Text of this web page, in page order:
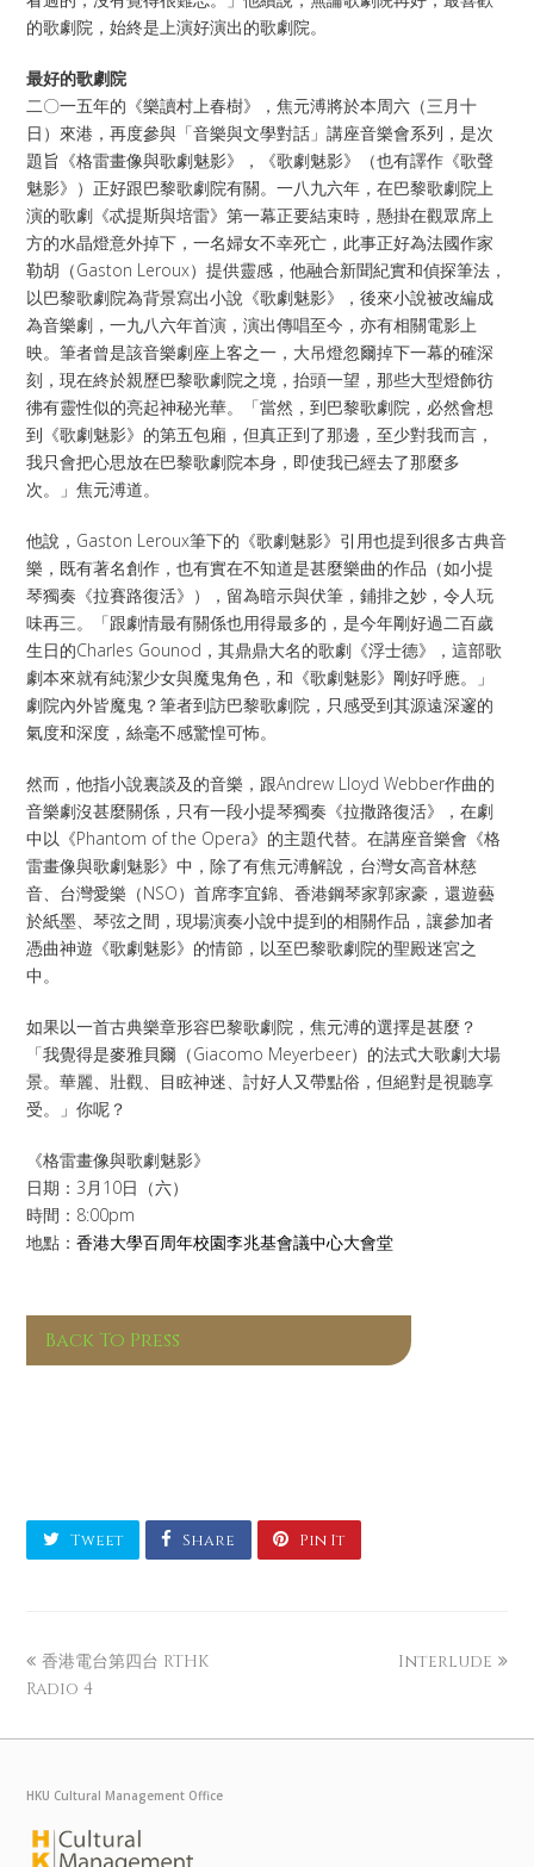
的歌劇院，始終是上演好演出的歌劇院。
最好的歌劇院
二〇一五年的《樂讀村上春樹》，焦元溥將於本周六（三月十
日）來港，再度參與「音樂與文學對話」講座音樂會系列，是次
題旨《格雷畫像與歌劇魅影》，《歌劇魅影》（也有譯作《歌聲
魅影》）正好跟巴黎歌劇院有關。一八九六年，在巴黎歌劇院上
演的歌劇《忒提斯與培雷》第一幕正要結束時，懸掛在觀眾席上
方的水晶燈意外掉下，一名婦女不幸死亡，此事正好為法國作家
勒胡（Gaston Leroux）提供靈感，他融合新聞紀實和偵探筆法，
以巴黎歌劇院為背景寫出小說《歌劇魅影》，後來小說被改編成
為音樂劇，一九八六年首演，演出傳唱至今，亦有相關電影上
映。筆者曾是該音樂劇座上客之一，大吊燈忽爾掉下一幕的確深
刻，現在終於親歷巴黎歌劇院之境，抬頭一望，那些大型燈飾彷
彿有靈性似的亮起神秘光華。「當然，到巴黎歌劇院，必然會想
到《歌劇魅影》的第五包廂，但真正到了那邊，至少對我而言，
我只會把心思放在巴黎歌劇院本身，即使我已經去了那麼多
次。」焦元溥道。
他說，Gaston Leroux筆下的《歌劇魅影》引用也提到很多古典音
樂，既有著名創作，也有實在不知道是甚麼樂曲的作品（如小提
琴獨奏《拉賽路復活》），留為暗示與伏筆，鋪排之妙，令人玩
味再三。「跟劇情最有關係也用得最多的，是今年剛好過二百歲
生日的Charles Gounod，其鼎鼎大名的歌劇《浮士德》，這部歌
劇本來就有純潔少女與魔鬼角色，和《歌劇魅影》剛好呼應。」
劇院內外皆魔鬼？筆者到訪巴黎歌劇院，只感受到其源遠深邃的
氣度和深度，絲毫不感驚惶可怖。
然而，他指小說裏談及的音樂，跟Andrew Lloyd Webber作曲的
音樂劇沒甚麼關係，只有一段小提琴獨奏《拉撒路復活》，在劇
中以《Phantom of the Opera》的主題代替。在講座音樂會《格
雷畫像與歌劇魅影》中，除了有焦元溥解說，台灣女高音林慈
音、台灣愛樂（NSO）首席李宜錦、香港鋼琴家郭家豪，還遊藝
於紙墨、琴弦之間，現場演奏小說中提到的相關作品，讓參加者
憑曲神遊《歌劇魅影》的情節，以至巴黎歌劇院的聖殿迷宮之
中。
如果以一首古典樂章形容巴黎歌劇院，焦元溥的選擇是甚麼？
「我覺得是麥雅貝爾（Giacomo Meyerbeer）的法式大歌劇大場
景。華麗、壯觀、目眩神迷、討好人又帶點俗，但絕對是視聽享
受。」你呢？
《格雷畫像與歌劇魅影》
​日期：3月10日（六）
時間：8:00pm
地點：香港大學百周年校園李兆基會議中心大會堂
Back To Press
Tweet Share Pin It
香港電台第四台 RTHK
Radio 4
Interlude
HKU Cultural Management Office